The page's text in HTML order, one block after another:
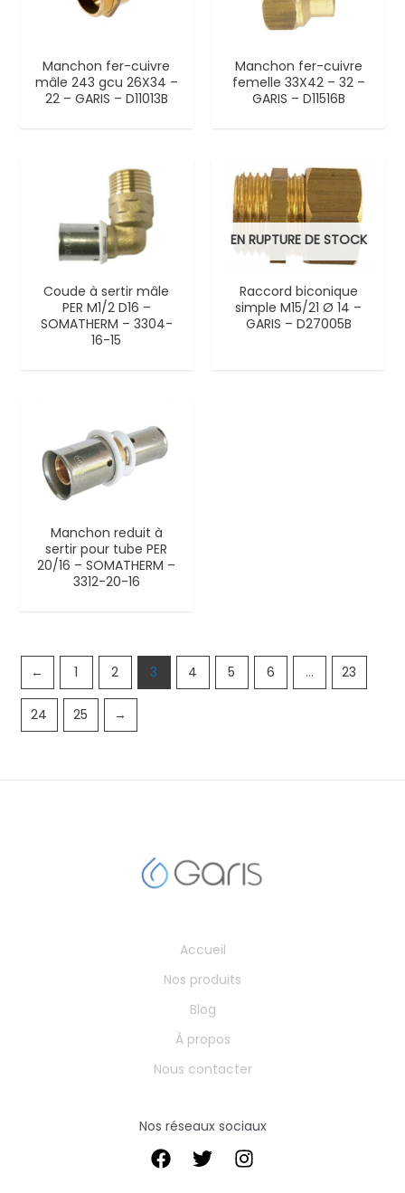
Manchon fer-cuivre
mâle 243 gcu 26X34 –
22 – GARIS – D11013B
Manchon fer-cuivre
femelle 33X42 – 32 –
GARIS – D11516B
Coude à sertir mâle
PER M1/2 D16 –
SOMATHERM – 3304-
16-15
EN RUPTURE DE STOCK
Raccord biconique
simple M15/21 Ø 14 –
GARIS – D27005B
Manchon reduit à
sertir pour tube PER
20/16 – SOMATHERM –
3312-20-16
← 1 2 3 4 5 6 … 23
24 25 →
Accueil
Nos produits
Blog
À propos
Nous contacter
Nos réseaux sociaux